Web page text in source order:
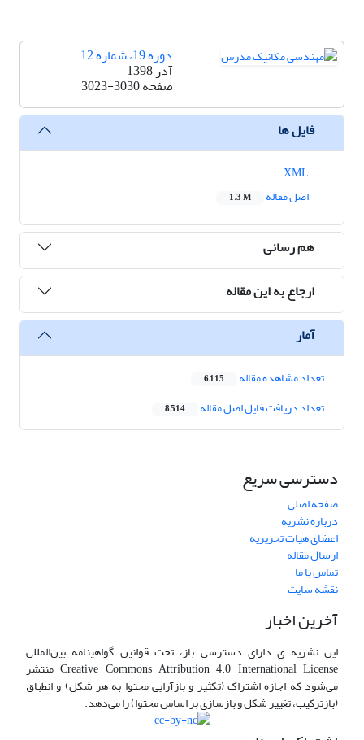
دوره 19، شماره 12
آذر 1398
صفحه3023-3030
فایل ها
اصل مقاله
1.3 M
هم رسانی
ارجاع به این مقاله
آمار
تعداد مشاهده مقاله 6,115
تعداد دریافت فایل اصل مقاله 8,514
دسترسی سریع
صفحه اصلی
درباره نشریه
اعضای هیات تحریریه
ارسال مقاله
تماس با ما
نقشه سایت
آخرین اخبار
این نشریه ی دارای دسترسی باز، تحت قوانین گواهینامه بین‌المللی
Creative Commons Attribution 4.0 International License منتشر
می‌شود که اجازه اشتراک (تکثیر و بازآرایی محتوا به هر شکل) و انطباق
(بازترکیب، تغییر شکل و بازسازی بر اساس محتوا) را می‌دهد.